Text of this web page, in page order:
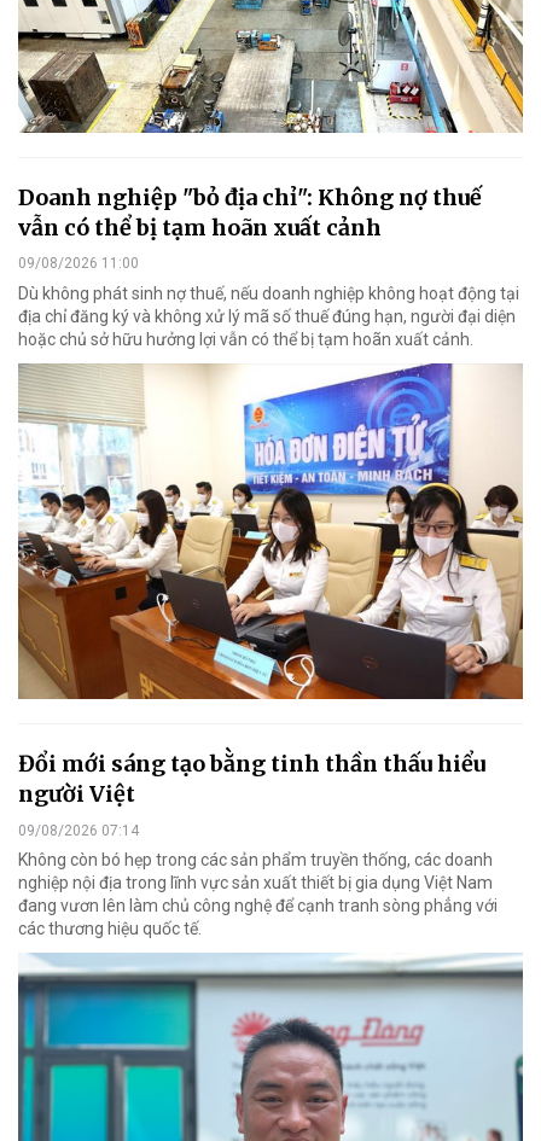
Doanh nghiệp "bỏ địa chỉ": Không nợ thuế
vẫn có thể bị tạm hoãn xuất cảnh
09/08/2026 11:00
Dù không phát sinh nợ thuế, nếu doanh nghiệp không hoạt động tại
địa chỉ đăng ký và không xử lý mã số thuế đúng hạn, người đại diện
hoặc chủ sở hữu hưởng lợi vẫn có thể bị tạm hoãn xuất cảnh.
Đổi mới sáng tạo bằng tinh thần thấu hiểu
người Việt
09/08/2026 07:14
Không còn bó hẹp trong các sản phẩm truyền thống, các doanh
nghiệp nội địa trong lĩnh vực sản xuất thiết bị gia dụng Việt Nam
đang vươn lên làm chủ công nghệ để cạnh tranh sòng phẳng với
các thương hiệu quốc tế.